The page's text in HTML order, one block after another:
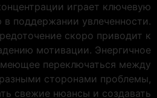
играет ключевую
в поддержании увлеченности.
скоро приводит к
мотивации. Энергичное
переключаться между
сторонами проблемы,
свежие нюансы и создавать